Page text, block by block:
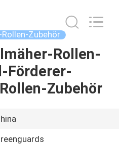
Zubehör
Rollen-
Förderer-
Zubehör